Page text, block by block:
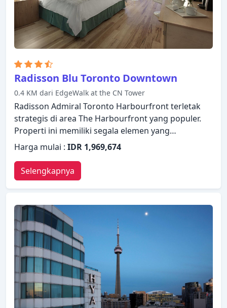
Radisson Blu Toronto Downtown
0.4 KM dari EdgeWalk at the CN Tower
Radisson Admiral Toronto Harbourfront terletak
strategis di area The Harbourfront yang populer.
Properti ini memiliki segala elemen yang
dibutuhkan untuk menginap dengan nyaman.
Resepsionis 24 jam, penyimpanan barang, Wi-fi di
tempat umum, tempat parkir mobil, layanan kamar
hanyalah beberapa dari berbagai fasilitas yang
ditawarkan. Dirancang untuk memberikan
kenyamanan, beberapa kamar memiliki televisi
layar datar, lantai karpet, AC, penghangat ruangan,
layanan bangun pagi untuk memastikan
kenyamanan istirahat malam Anda. Suasana
tenang di properti ini meluas hingga fasilitas
rekreasinya yang meliputi pusat kebugaran, kolam
renang luar ruangan, spa, pijat. Dengan layanan
handal dan staf profesional, Radisson Admiral
Toronto Harbourfront memenuhi kebutuhan Anda.
Harga mulai : IDR 1,969,674
Selengkapnya